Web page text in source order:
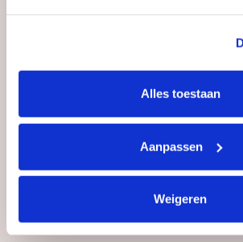
Alles toestaan
Aanpassen
Weigeren